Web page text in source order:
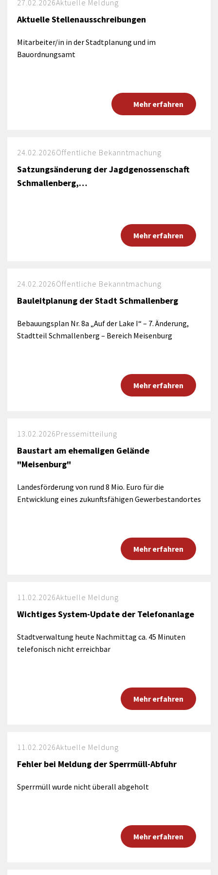
27.02.2026Aktuelle Meldung
Aktuelle Stellenausschreibungen
Mitarbeiter/in in der Stadtplanung und im
Bauordnungsamt
Mehr erfahren
24.02.2026Öffentliche Bekanntmachung
Satzungsänderung der Jagdgenossenschaft
Schmallenberg,…
Mehr erfahren
24.02.2026Öffentliche Bekanntmachung
Bauleitplanung der Stadt Schmallenberg
Bebauungsplan Nr. 8a „Auf der Lake I“ – 7. Änderung,
Stadtteil Schmallenberg – Bereich Meisenburg
Mehr erfahren
13.02.2026Pressemitteilung
Baustart am ehemaligen Gelände
"Meisenburg"
Landesförderung von rund 8 Mio. Euro für die
Entwicklung eines zukunftsfähigen Gewerbestandortes
Mehr erfahren
11.02.2026Aktuelle Meldung
Wichtiges System-Update der Telefonanlage
Stadtverwaltung heute Nachmittag ca. 45 Minuten
telefonisch nicht erreichbar
Mehr erfahren
11.02.2026Aktuelle Meldung
Fehler bei Meldung der Sperrmüll-Abfuhr
Sperrmüll wurde nicht überall abgeholt
Mehr erfahren